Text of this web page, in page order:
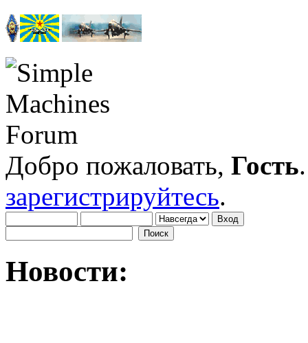
Добро пожаловать, Гость
зарегистрируйтесь.
Новости: